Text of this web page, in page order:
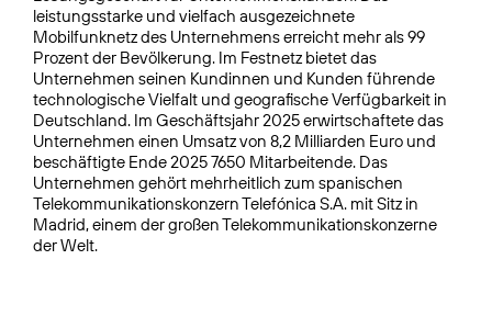
leistungsstarke und vielfach ausgezeichnete
Mobilfunknetz des Unternehmens erreicht mehr als 99
Prozent der Bevölkerung. Im Festnetz bietet das
Unternehmen seinen Kundinnen und Kunden führende
technologische Vielfalt und geografische Verfügbarkeit in
Deutschland. Im Geschäftsjahr 2025 erwirtschaftete das
Unternehmen einen Umsatz von 8,2 Milliarden Euro und
beschäftigte Ende 2025 7650 Mitarbeitende. Das
Unternehmen gehört mehrheitlich zum spanischen
Telekommunikationskonzern Telefónica S.A. mit Sitz in
Madrid, einem der großen Telekommunikationskonzerne
der Welt.